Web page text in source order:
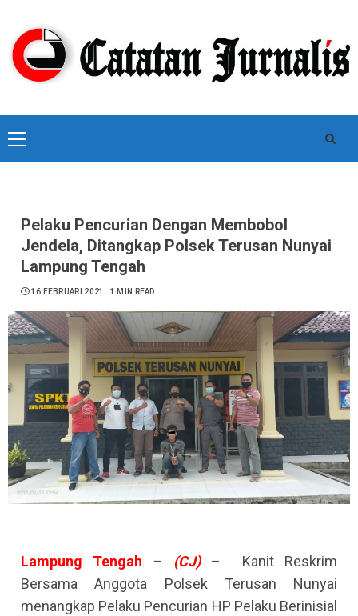
content
Primary
Menu
Pelaku Pencurian Dengan Membobol
Jendela, Ditangkap Polsek Terusan Nunyai
Lampung Tengah
16 FEBRUARI 2021 1 MIN READ
Lampung Tengah – (CJ)– Kanit Reskrim
Bersama Anggota Polsek Terusan Nunyai
menangkap Pelaku Pencurian HP Pelaku Berinisial